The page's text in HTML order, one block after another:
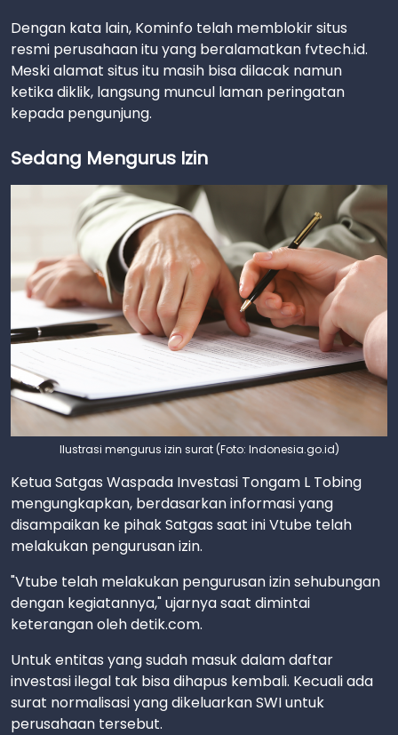
Dengan kata lain, Kominfo telah memblokir situs
resmi perusahaan itu yang beralamatkan fvtech.id.
Meski alamat situs itu masih bisa dilacak namun
ketika diklik, langsung muncul laman peringatan
kepada pengunjung.
Sedang Mengurus Izin
Ilustrasi mengurus izin surat (Foto: Indonesia.go.id)
Ketua Satgas Waspada Investasi Tongam L Tobing
mengungkapkan, berdasarkan informasi yang
disampaikan ke pihak Satgas saat ini Vtube telah
melakukan pengurusan izin.
"Vtube telah melakukan pengurusan izin sehubungan
dengan kegiatannya," ujarnya saat dimintai
keterangan oleh detik.com.
Untuk entitas yang sudah masuk dalam daftar
investasi ilegal tak bisa dihapus kembali. Kecuali ada
surat normalisasi yang dikeluarkan SWI untuk
perusahaan tersebut.